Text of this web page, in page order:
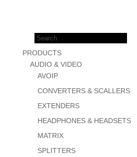
Products
PRODUCTS
AUDIO & VIDEO
AVOIP
CONVERTERS & SCALLERS
EXTENDERS
HEADPHONES & HEADSETS
MATRIX
SPLITTERS